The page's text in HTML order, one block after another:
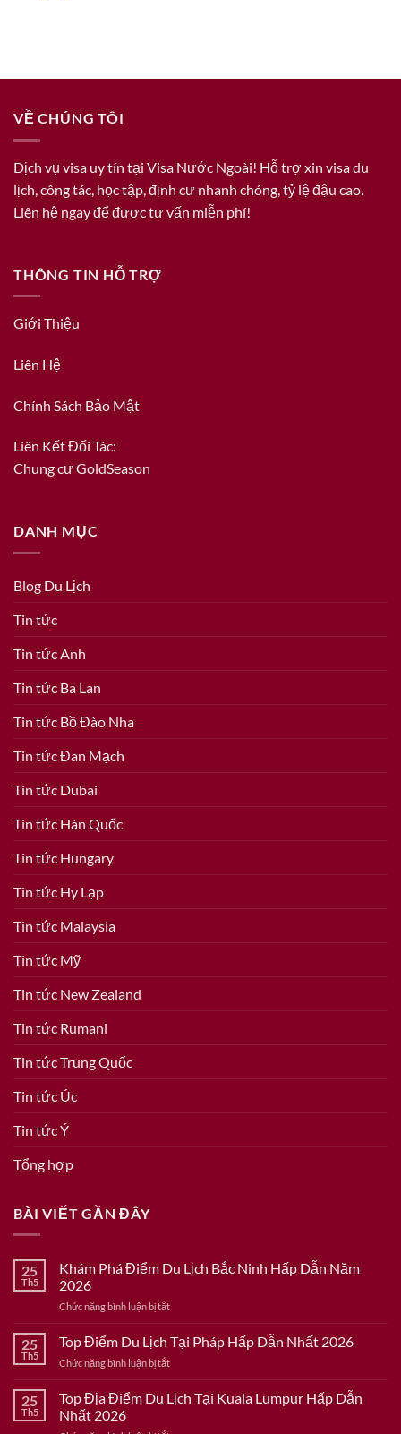
VỀ CHÚNG TÔI
Dịch vụ visa uy tín tại Visa Nước Ngoài! Hỗ trợ xin visa du
lịch, công tác, học tập, định cư nhanh chóng, tỷ lệ đậu cao.
Liên hệ ngay để được tư vấn miễn phí!
THÔNG TIN HỖ TRỢ
Giới Thiệu
Liên Hệ
Chính Sách Bảo Mật
Liên Kết Đối Tác:
Chung cư GoldSeason
DANH MỤC
Blog Du Lịch
Tin tức
Tin tức Anh
Tin tức Ba Lan
Tin tức Bồ Đào Nha
Tin tức Đan Mạch
Tin tức Dubai
Tin tức Hàn Quốc
Tin tức Hungary
Tin tức Hy Lạp
Tin tức Malaysia
Tin tức Mỹ
Tin tức New Zealand
Tin tức Rumani
Tin tức Trung Quốc
Tin tức Úc
Tin tức Ý
Tổng hợp
BÀI VIẾT GẦN ĐÂY
25
Th5
Khám Phá Điểm Du Lịch Bắc Ninh Hấp Dẫn Năm
2026
Chức năng bình luận bị tắtở
Phá
Điểm
Du
Bắc
25
Th5
Top Điểm Du Lịch Tại Pháp Hấp Dẫn Nhất 2026
Chức năng bình luận bị tắtở
Điểm
Du
25
Th5
Top Địa Điểm Du Lịch Tại Kuala Lumpur Hấp Dẫn
Nhất 2026